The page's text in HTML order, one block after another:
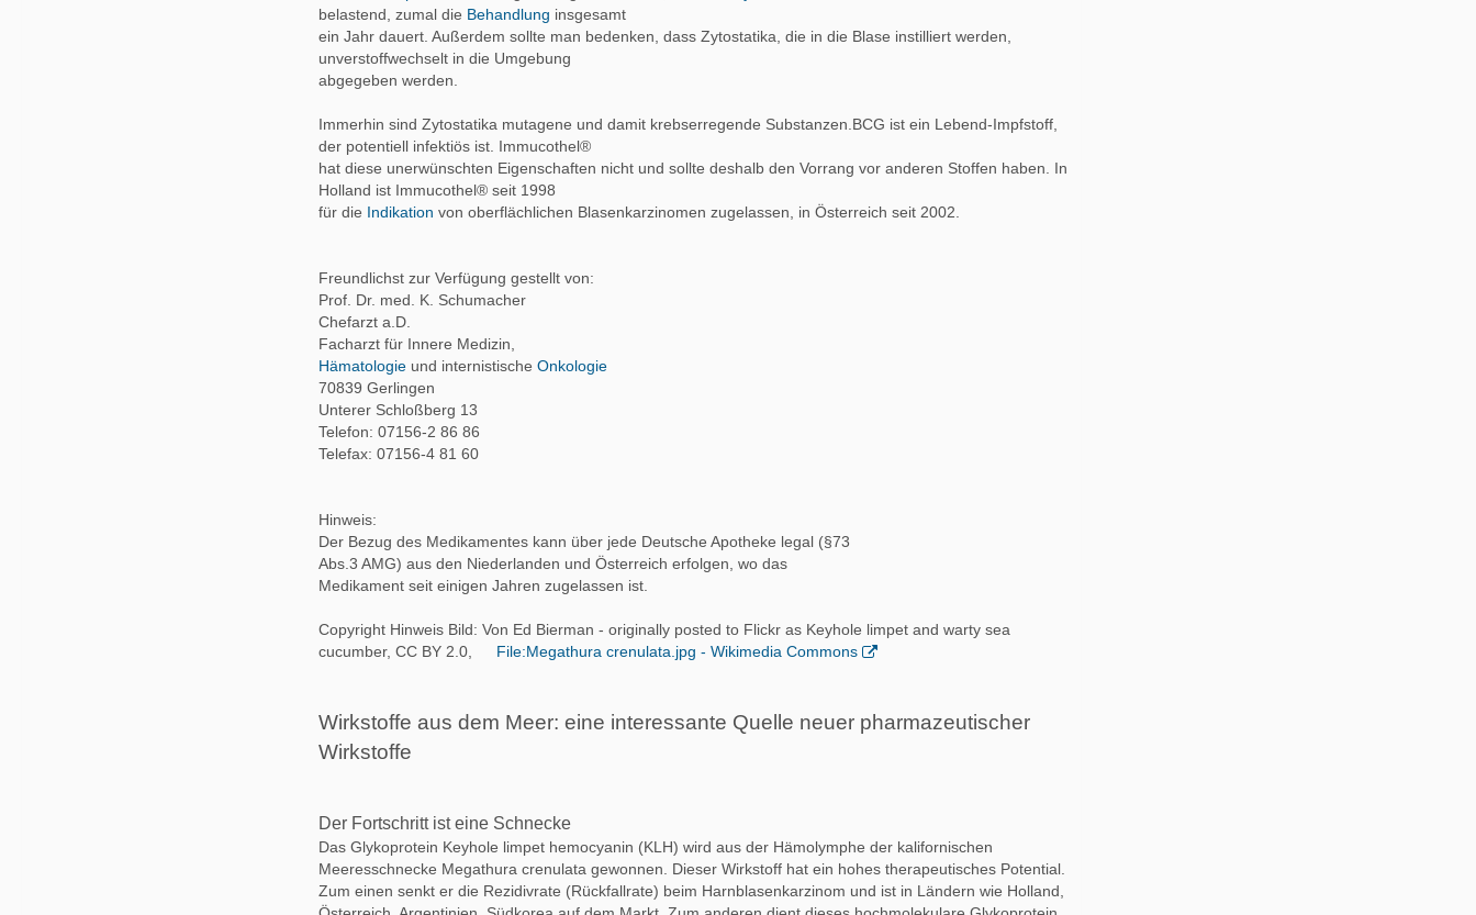
belastend, zumal die Behandlung insgesamt
ein Jahr dauert. Außerdem sollte man bedenken, dass Zytostatika, die in die Blase instilliert werden,
unverstoffwechselt in die Umgebung
abgegeben werden.
Immerhin sind Zytostatika mutagene und damit krebserregende Substanzen.BCG ist ein Lebend-Impfstoff,
der potentiell infektiös ist. Immucothel®
hat diese unerwünschten Eigenschaften nicht und sollte deshalb den Vorrang vor anderen Stoffen haben. In
Holland ist Immucothel® seit 1998
für die Indikation von oberflächlichen Blasenkarzinomen zugelassen, in Österreich seit 2002.
Freundlichst zur Verfügung gestellt von:
Prof. Dr. med. K. Schumacher
Chefarzt a.D.
Facharzt für Innere Medizin,
Hämatologie und internistische Onkologie
70839 Gerlingen
Unterer Schloßberg 13
Telefon: 07156-2 86 86
Telefax: 07156-4 81 60
Hinweis:
Der Bezug des Medikamentes kann über jede Deutsche Apotheke legal (§73
Abs.3 AMG) aus den Niederlanden und Österreich erfolgen, wo das
Medikament seit einigen Jahren zugelassen ist.
Copyright Hinweis Bild: Von Ed Bierman - originally posted to Flickr as Keyhole limpet and warty sea
cucumber, CC BY 2.0,
File:Megathura crenulata.jpg - Wikimedia Commons
Wirkstoffe aus dem Meer: eine interessante Quelle neuer pharmazeutischer
Wirkstoffe
Der Fortschritt ist eine Schnecke
Das Glykoprotein Keyhole limpet hemocyanin (KLH) wird aus der Hämolymphe der kalifornischen
Meeresschnecke Megathura crenulata gewonnen. Dieser Wirkstoff hat ein hohes therapeutisches Potential.
Zum einen senkt er die Rezidivrate (Rückfallrate) beim Harnblasenkarzinom und ist in Ländern wie Holland,